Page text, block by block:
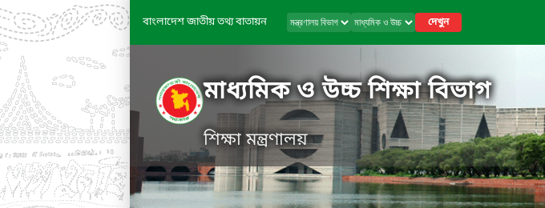
বাংলাদেশ জাতীয় তথ্য বাতায়ন দেখুন
মাধ্যমিক ও উচ্চ শিক্ষা বিভাগ
শিক্ষা মন্ত্রণালয়